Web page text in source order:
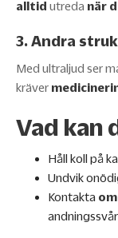
alltid utreda när
3. Andra
Med ultraljud ser
kräver
Vad kan
Håll koll på
Undvik
Kontakta